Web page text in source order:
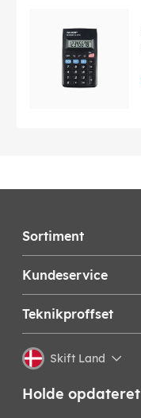
Sortiment
Kundeservice
Teknikproffset
Skift Land
Holde opdateret